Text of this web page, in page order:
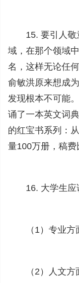
15. 要引人敬
域，在那个领域
名，这样无论任
俞敏洪原来想成
发现根本不可能
诵了一本英文词
的红宝书系列：
量100万册，稿费
16. 大学生应
（1）专业方面
（2）人文方面